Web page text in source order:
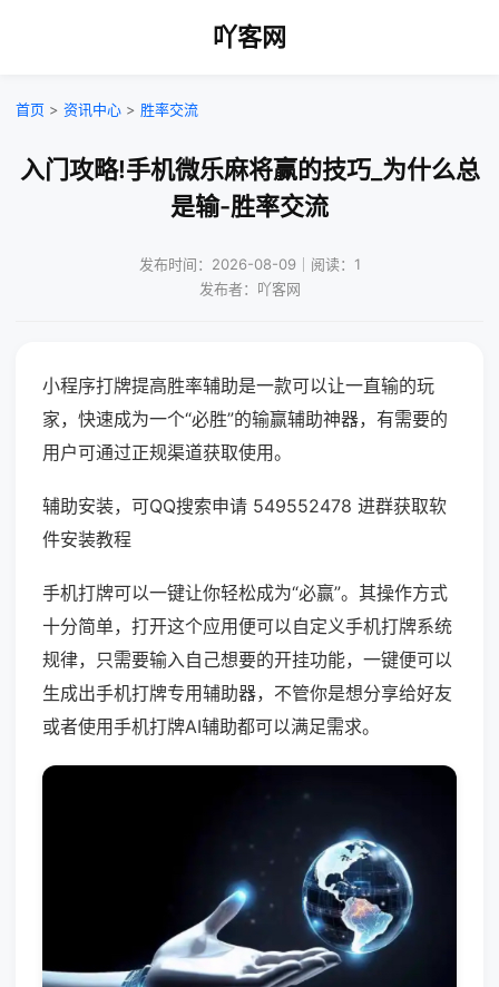
吖客网
首页 > 资讯中心 > 胜率交流
入门攻略!手机微乐麻将赢的技巧_为什么总
是输-胜率交流
发布时间：2026-08-09｜阅读：1
发布者：吖客网
小程序打牌提高胜率辅助是一款可以让一直输的玩
家，快速成为一个“必胜”的输赢辅助神器，有需要的
用户可通过正规渠道获取使用。
辅助安装，可QQ搜索申请 549552478 进群获取软
件安装教程
手机打牌可以一键让你轻松成为“必赢”。其操作方式
十分简单，打开这个应用便可以自定义手机打牌系统
规律，只需要输入自己想要的开挂功能，一键便可以
生成出手机打牌专用辅助器，不管你是想分享给好友
或者使用手机打牌AI辅助都可以满足需求。